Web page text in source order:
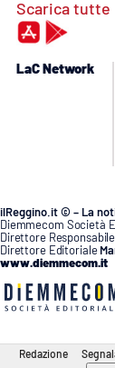
Scarica tutte
LaC Network
ilReggino.it © – La
Diemmecom Società
Direttore Responsabile
Direttore Editoriale
www.diemmecom.it
Redazione